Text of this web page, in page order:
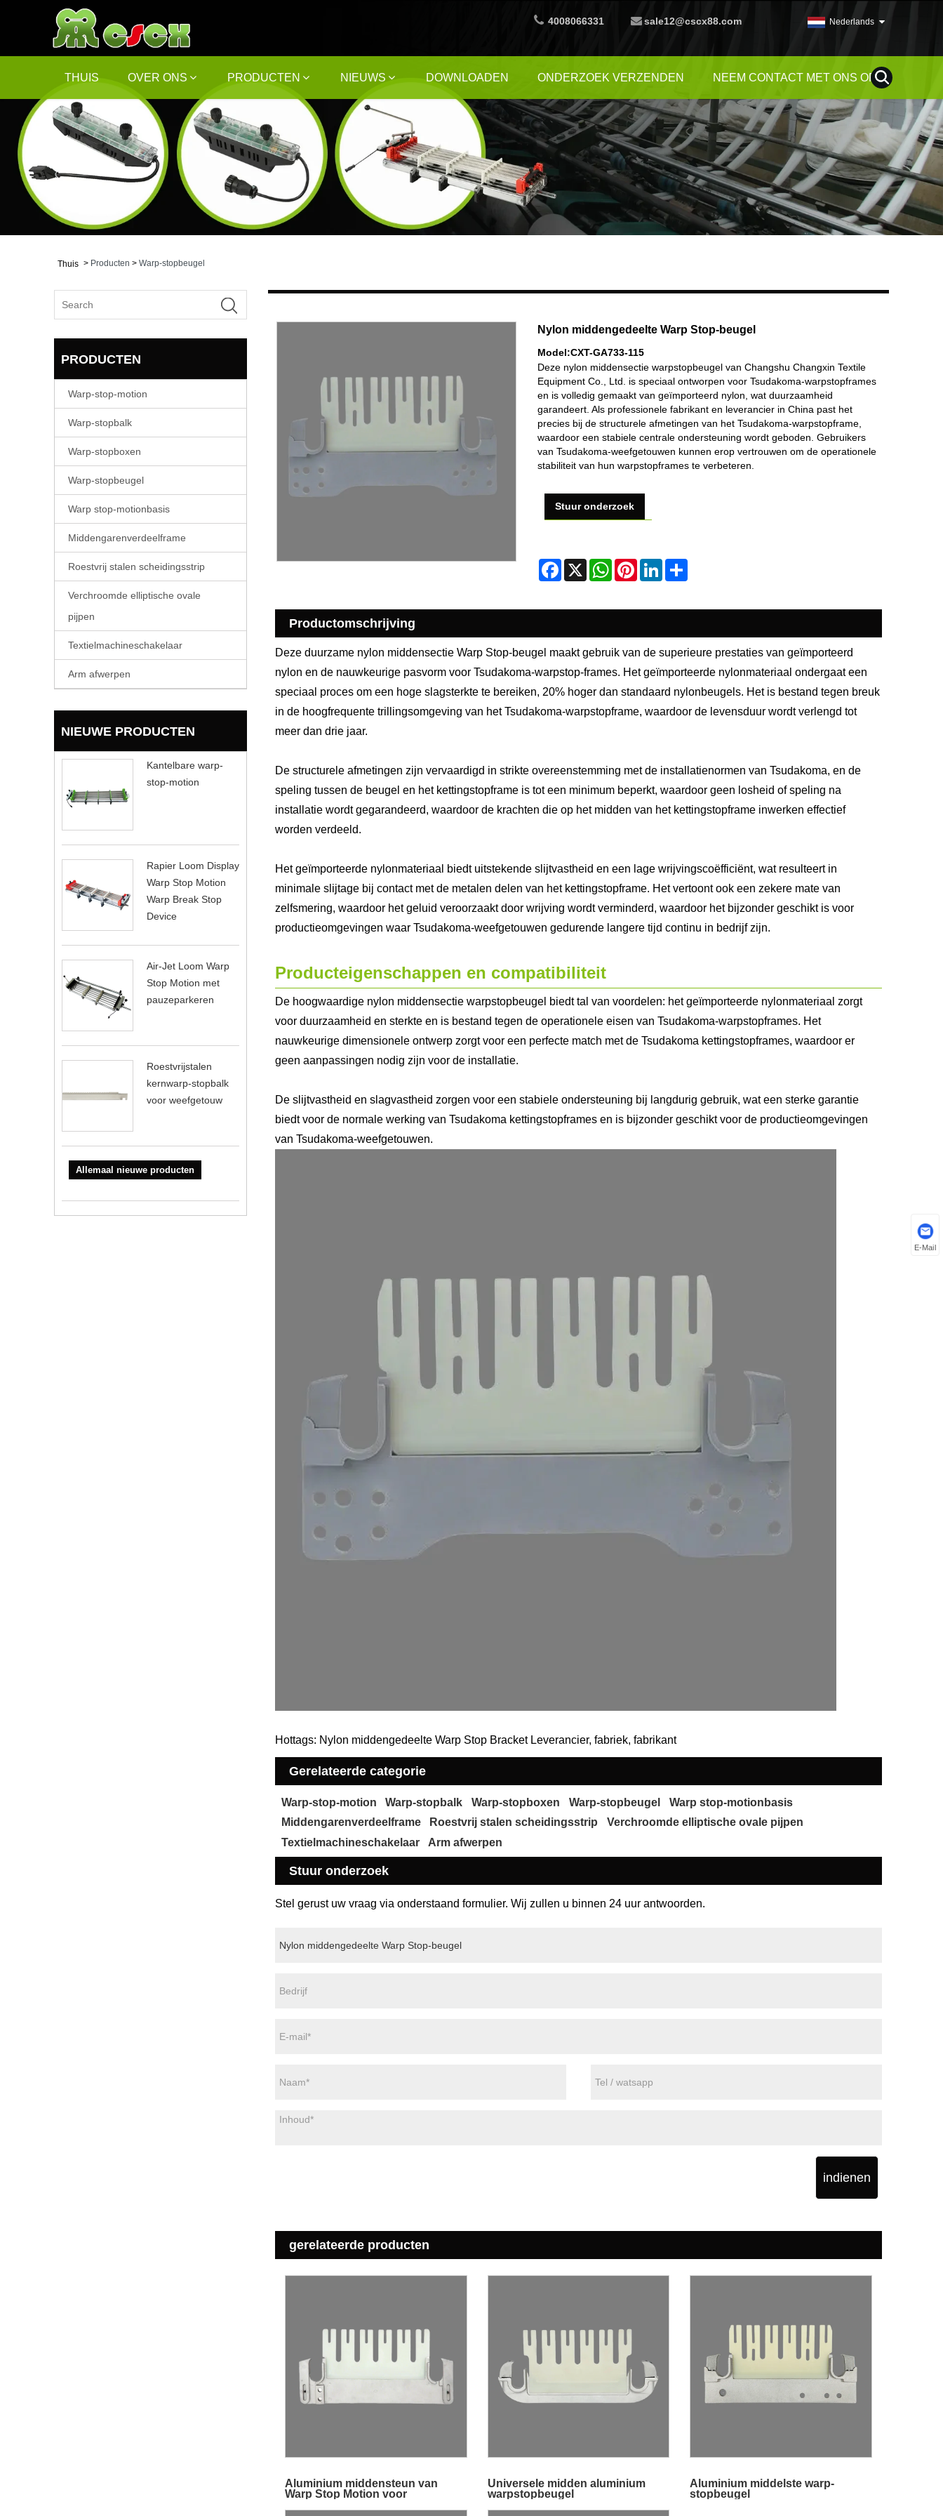
4008066331 sale12@cscx88.com Nederlands
THUIS OVER ONS PRODUCTEN NIEUWS DOWNLOADEN ONDERZOEK VERZENDEN NEEM CONTACT MET ONS OP
Thuis > Producten > Warp-stopbeugel
PRODUCTEN
Warp-stop-motion
Warp-stopbalk
Warp-stopboxen
Warp-stopbeugel
Warp stop-motionbasis
Middengarenverdeelframe
Roestvrij stalen scheidingsstrip
Verchroomde elliptische ovale
pijpen
Textielmachineschakelaar
Arm afwerpen
NIEUWE PRODUCTEN
Kantelbare warp-
stop-motion
Rapier Loom Display
Warp Stop Motion
Warp Break Stop
Device
Air-Jet Loom Warp
Stop Motion met
pauzeparkeren
Roestvrijstalen
kernwarp-stopbalk
voor weefgetouw
Allemaal nieuwe producten
Nylon middengedeelte Warp Stop-beugel
Model:CXT-GA733-115
Deze nylon middensectie warpstopbeugel van Changshu Changxin Textile
Equipment Co., Ltd. is speciaal ontworpen voor Tsudakoma-warpstopframes
en is volledig gemaakt van geïmporteerd nylon, wat duurzaamheid
garandeert. Als professionele fabrikant en leverancier in China past het
precies bij de structurele afmetingen van het Tsudakoma-warpstopframe,
waardoor een stabiele centrale ondersteuning wordt geboden. Gebruikers
van Tsudakoma-weefgetouwen kunnen erop vertrouwen om de operationele
stabiliteit van hun warpstopframes te verbeteren.
Stuur onderzoek
Facebook
X WhatsApp
PinterestLinkedInShare
Productomschrijving
Deze duurzame nylon middensectie Warp Stop-beugel maakt gebruik van de superieure prestaties van geïmporteerd
nylon en de nauwkeurige pasvorm voor Tsudakoma-warpstop-frames. Het geïmporteerde nylonmateriaal ondergaat een
speciaal proces om een ​​hoge slagsterkte te bereiken, 20% hoger dan standaard nylonbeugels. Het is bestand tegen breuk
in de hoogfrequente trillingsomgeving van het Tsudakoma-warpstopframe, waardoor de levensduur wordt verlengd tot
meer dan drie jaar.
De structurele afmetingen zijn vervaardigd in strikte overeenstemming met de installatienormen van Tsudakoma, en de
speling tussen de beugel en het kettingstopframe is tot een minimum beperkt, waardoor geen losheid of speling na
installatie wordt gegarandeerd, waardoor de krachten die op het midden van het kettingstopframe inwerken effectief
worden verdeeld.
Het geïmporteerde nylonmateriaal biedt uitstekende slijtvastheid en een lage wrijvingscoëfficiënt, wat resulteert in
minimale slijtage bij contact met de metalen delen van het kettingstopframe. Het vertoont ook een zekere mate van
zelfsmering, waardoor het geluid veroorzaakt door wrijving wordt verminderd, waardoor het bijzonder geschikt is voor
productieomgevingen waar Tsudakoma-weefgetouwen gedurende langere tijd continu in bedrijf zijn.
Producteigenschappen en compatibiliteit
De hoogwaardige nylon middensectie warpstopbeugel biedt tal van voordelen: het geïmporteerde nylonmateriaal zorgt
voor duurzaamheid en sterkte en is bestand tegen de operationele eisen van Tsudakoma-warpstopframes. Het
nauwkeurige dimensionele ontwerp zorgt voor een perfecte match met de Tsudakoma kettingstopframes, waardoor er
geen aanpassingen nodig zijn voor de installatie.
De slijtvastheid en slagvastheid zorgen voor een stabiele ondersteuning bij langdurig gebruik, wat een sterke garantie
biedt voor de normale werking van Tsudakoma kettingstopframes en is bijzonder geschikt voor de productieomgevingen
van Tsudakoma-weefgetouwen.
Hottags: Nylon middengedeelte Warp Stop Bracket Leverancier, fabriek, fabrikant
Gerelateerde categorie
Warp-stop-motion Warp-stopbalk Warp-stopboxen Warp-stopbeugel
Warp stop-motionbasis
Middengarenverdeelframe
Roestvrij stalen scheidingsstrip
Verchroomde elliptische ovale pijpen
Textielmachineschakelaar
Arm afwerpen
Stuur onderzoek
Stel gerust uw vraag via onderstaand formulier. Wij zullen u binnen 24 uur antwoorden.
indienen
gerelateerde producten
Aluminium middensteun van
Warp Stop Motion voor
Universele midden aluminium
warpstopbeugel
Aluminium middelste warp-
stopbeugel
E-Mail